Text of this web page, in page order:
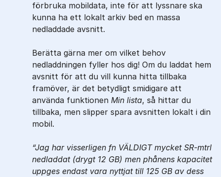
förbruka mobildata, inte för att lyssnare ska
kunna ha ett lokalt arkiv bed en massa
nedladdade avsnitt.
Berätta gärna mer om vilket behov
nedladdningen fyller hos dig! Om du laddat hem
avsnitt för att du vill kunna hitta tillbaka
framöver, är det betydligt smidigare att
använda funktionen Min lista, så hittar du
tillbaka, men slipper spara avsnitten lokalt i din
mobil.
Jag har visserligen fn VÄLDIGT mycket SR-mtrl
nedladdat (drygt 12 GB) men phånens kapacitet
uppges endast vara nyttjat till 125 GB av dess